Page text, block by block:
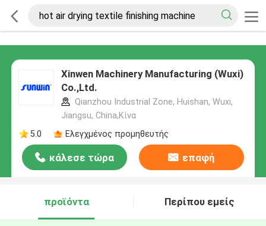
Xinwen Machinery Manufacturing (Wuxi)
Co.,Ltd.
Qianzhou Industrial Zone, Huishan, Wuxi,
Jiangsu, China,Κίνα
5.0
Ελεγχμένος προμηθευτής
κάλεσε τώρα επαφή
προϊόντα Περίπου εμείς